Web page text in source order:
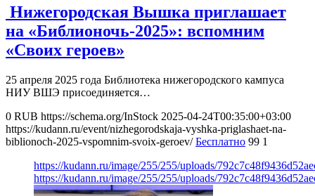
Нижегородская Вышка приглашает
на «Библионочь-2025»: вспомним
«Своих героев»
25 апреля 2025 года Библиотека нижегородского кампуса
НИУ ВШЭ присоединяется…
0 RUB https://schema.org/InStock 2025-04-24T00:35:00+03:00
https://kudann.ru/event/nizhegorodskaja-vyshka-priglashaet-na-
biblionoch-2025-vspomnim-svoix-geroev/ Бесплатно 99 1
https://kudann.ru/image/255/255/uploads/
https://kudann.ru/image/255/255/uploads/